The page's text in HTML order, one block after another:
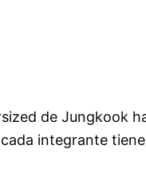
de Jungkook
integrante